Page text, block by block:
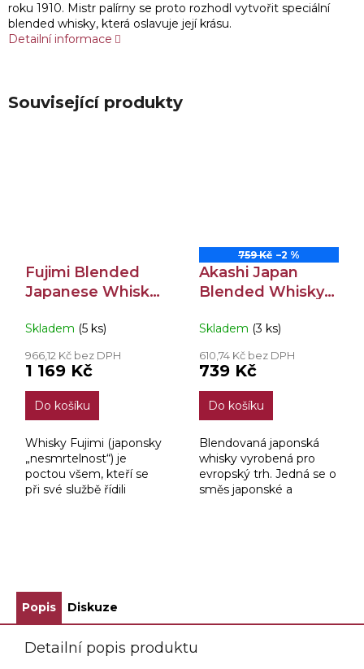
roku 1910. Mistr palírny se proto rozhodl vytvořit speciální
blended whisky, která oslavuje její krásu.
Detailní informace
Související produkty
Fujimi Blended
Japanese Whisky
Skladem (5 ks)
966,12 Kč bez DPH
1 169 Kč
Do košíku
Whisky Fujimi (japonsky
„nesmrtelnost“) je
poctou všem, kteří se
při své službě řídili
759 Kč –2 %
Akashi Japan
Blended Whisky
Skladem (3 ks)
610,74 Kč bez DPH
739 Kč
Do košíku
Blendovaná japonská
whisky vyrobená pro
evropský trh. Jedná se o
směs japonské a
Popis Diskuze
Detailní popis produktu